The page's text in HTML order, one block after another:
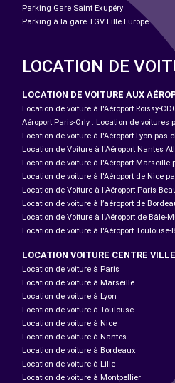
Parking Gare Saint Exupéry
Parking à la gare TGV Lille Europe
LOCATION DE
LOCATION DE VOITURE AUX
Location de voiture à l'Aéroport Roissy-
Aéroport Paris-Orly : Location de voitures
Location de voiture à l'Aéroport Lyon pas
Location de Voiture à l'Aéroport Nantes
Location de voiture à l'Aéroport Marseille
Location de voiture à l'Aéroport de Nice
Location de Voiture à l'Aéroport Paris
Location de voiture à l’aéroport de
Location de Voiture à l'Aéroport de Bâle-
Location de voiture à l'Aéroport
LOCATION VOITURE CENTRE VILLE
Location de voiture à Paris
Location de voiture à Marseille
Location de voiture à Lyon
Location de voiture à Toulouse
Location de voiture à Nice
Location de voiture à Nantes
Location de voiture à Bordeaux
Location de voiture à Lille
Location de voiture à Montpellier